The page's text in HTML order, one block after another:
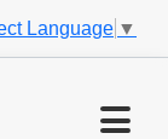
Language ▼